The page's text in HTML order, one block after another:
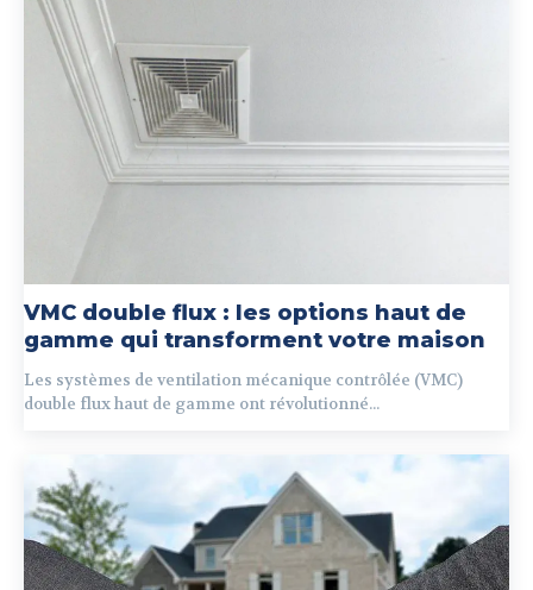
VMC double flux : les options haut de
gamme qui transforment votre maison
Les systèmes de ventilation mécanique contrôlée (VMC)
double flux haut de gamme ont révolutionné...